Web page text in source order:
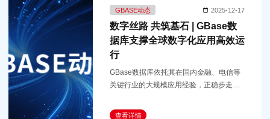
GBASE动态 2025-12-17
数字丝路 共筑基石 | GBase数
据库支撑全球数字化应用高效运
行
GBase数据库依托其在国内金融、电信等
关键行业的大规模应用经验，正稳步走向
查看详情